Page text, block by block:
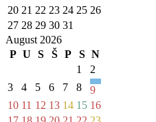
20 21 22 23 24 25 26
27 28 29 30 31
August 2026
P U S Š P S N
1
2
3
4 5 6 7 8
9
10 11 12 13 14 15 16